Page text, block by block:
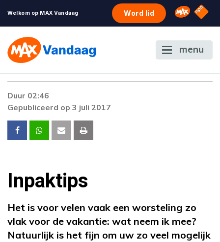
Welkom op MAX Vandaag Word lid Omroep
NPO
menu
Duur 02:46
Gepubliceerd op 3 juli 2017
Inpaktips
Het is voor velen vaak een worsteling zo
vlak voor de vakantie: wat neem ik mee?
Natuurlijk is het fijn om uw zo veel mogelijk